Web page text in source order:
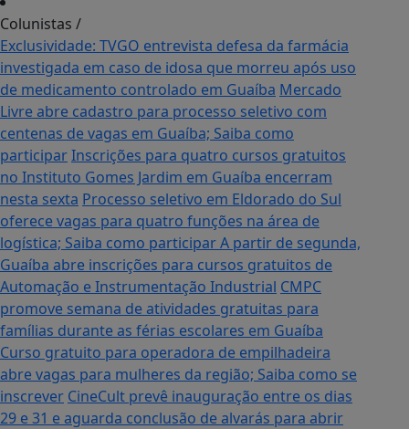
Colunistas /
Exclusividade: TVGO entrevista defesa da farmácia
investigada em caso de idosa que morreu após uso
de medicamento controlado em Guaíba Mercado
Livre abre cadastro para processo seletivo com
centenas de vagas em Guaíba; Saiba como
participarInscrições para quatro cursos gratuitos
no Instituto Gomes Jardim em Guaíba encerram
nesta sexta Processo seletivo em Eldorado do Sul
oferece vagas para quatro funções na área de
logística; Saiba como participarA partir de segunda,
Guaíba abre inscrições para cursos gratuitos de
Automação e Instrumentação Industrial CMPC
promove semana de atividades gratuitas para
famílias durante as férias escolares em Guaíba
Curso gratuito para operadora de empilhadeira
abre vagas para mulheres da região; Saiba como se
inscrever CineCult prevê inauguração entre os dias
29 e 31 e aguarda conclusão de alvarás para abrir